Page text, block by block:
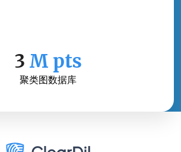
3 M pts
聚类图数据库